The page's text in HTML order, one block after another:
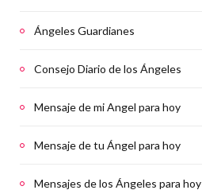
Ángeles Guardianes
Consejo Diario de los Ángeles
Mensaje de mi Angel para hoy
Mensaje de tu Ángel para hoy
Mensajes de los Ángeles para hoy